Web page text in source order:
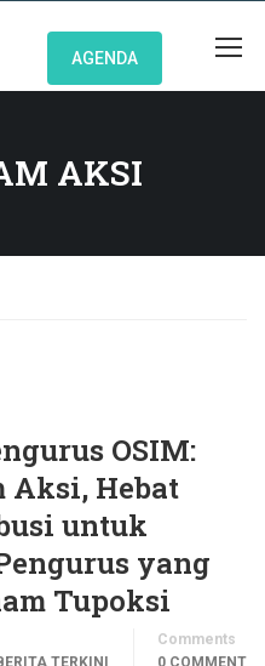
AGENDA
AKSI
OSIM:
Aksi, Hebat
untuk
yang
Tupoksi
TERKINI
Comments
0 COMMENT